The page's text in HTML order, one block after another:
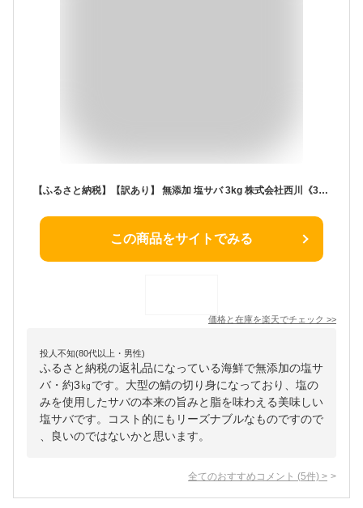
【ふるさと納税】【訳あり】 無添加 塩サバ 3kg 株式会社西川《30日以内に出荷予定(土日祝除く)》千葉県 勝浦市 塩サバ さば 切り身 魚 無添加 冷凍 訳あり【配送不可地域：離島】切身 大容量 規格外 贈り物 ギフト 海鮮 魚貝 プレゼント 冷凍 食品 ふるさと納税 送料無料
この商品をサイトでみる
価格と在庫を楽天でチェック >>
投人不知(80代以上・男性)
ふるさと納税の返礼品になっている海鮮で無添加の塩サ
バ・約3㎏です。大型の鯖の切り身になっており、塩の
みを使用したサバの本来の旨みと脂を味わえる美味しい
塩サバです。コスト的にもリーズナブルなものですので
、良いのではないかと思います。
全てのおすすめコメント (5件) >